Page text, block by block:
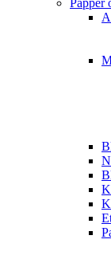
Papper